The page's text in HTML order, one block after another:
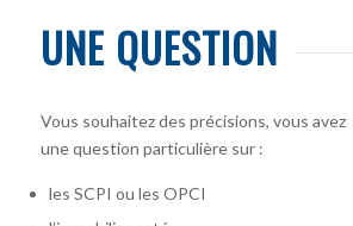
UNE QUESTION
Vous souhaitez des précisions, vous avez
une question particulière sur :
les SCPI ou les OPCI